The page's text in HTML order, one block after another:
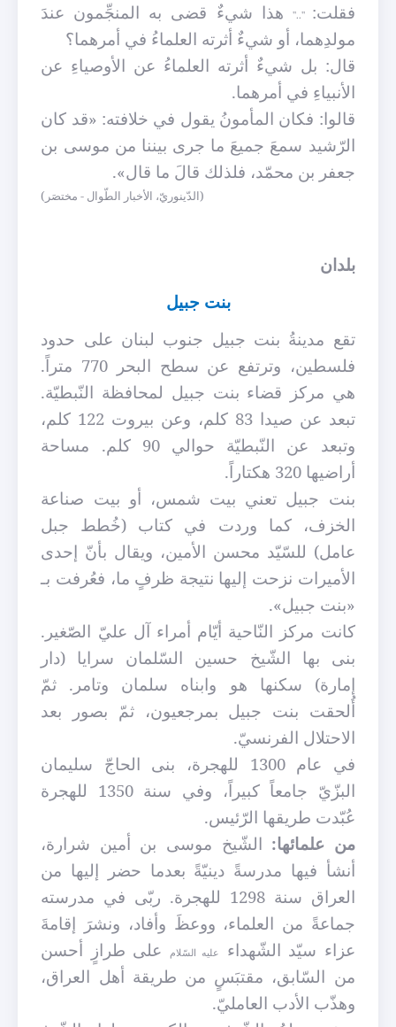
فقلت: ".."
هذا شيءٌ قضى به المنجِّمون عندَ
مولدِهما، أو شيءٌ أثرته العلماءُ في أمرهما؟
قال: بل شيءٌ أثرته العلماءُ عن الأوصياءِ عن
الأنبياءِ في أمرهما.
قالوا: فكان المأمونُ يقول في خلافته: «قد كان
الرّشيد سمعَ جميعَ ما جرى بيننا من موسى بن
جعفر بن محمّد، فلذلك قالَ ما قال».
(الدّينوريّ، الأخبار الطّوال - مختصَر)
بلدان
بنت جبيل
تقع مدينةُ بنت جبيل جنوب لبنان على حدود
فلسطين، وترتفع عن سطح البحر 770 متراً.
هي مركز قضاء بنت جبيل لمحافظة النّبطيّة.
تبعد عن صيدا 83 كلم، وعن بيروت 122 كلم،
وتبعد عن النّبطيّة حوالي 90 كلم. مساحة
أراضيها 320 هكتاراً.
بنت جبيل تعني بيت شمس، أو بيت صناعة
الخزف، كما وردت في كتاب (خُطط جبل
عامل) للسّيّد محسن الأمين، ويقال بأنّ إحدى
الأميرات نزحت إليها نتيجة ظرفٍ ما، فعُرفت بـ
«بنت جبيل».
كانت مركز النّاحية أيّام أمراء آل عليّ الصّغير.
بنى بها الشّيخ حسين السّلمان سرايا (دار
إمارة) سكنها هو وابناه سلمان وتامر. ثمّ
أُلحقت بنت جبيل بمرجعيون، ثمّ بصور بعد
الاحتلال الفرنسيّ.
في عام 1300 للهجرة، بنى الحاجّ سليمان
البزّيّ جامعاً كبيراً، وفي سنة 1350 للهجرة
عُبّدت طريقها الرّئيس.
من علمائها: الشّيخ موسى بن أمين شرارة،
أنشأ فيها مدرسةً دينيّةً بعدما حضر إليها من
العراق سنة 1298 للهجرة. ربّى في مدرسته
جماعةً من العلماء، ووعظَ وأفاد، ونشرَ إقامةَ
عزاء سيّد الشّهداء
عليه السّلام
على طرازٍ أحسن
من السّابق، مقتبَسٍ من طريقة أهل العراق،
وهذّب الأدب العامليّ.